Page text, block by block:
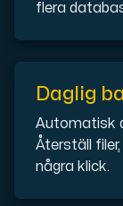
Hosta
flera
Daglig
Automatisk
Återställ
några klick.